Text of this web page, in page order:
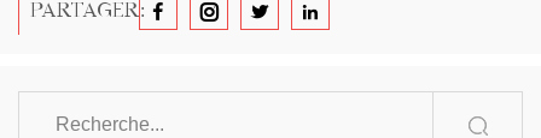
PARTAGER: